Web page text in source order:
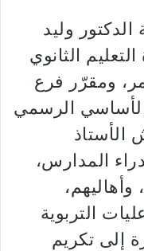
وليد
الثانوي
ومقرّر فرع
الرسمي
المدارس،
التربوية
إلى تكريم